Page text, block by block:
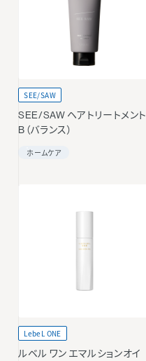
SEE/SAW
SEE/SAW ヘアトリートメント
B（バランス）
ホームケア
LebeL ONE
ルベル ワン エマルションオイ